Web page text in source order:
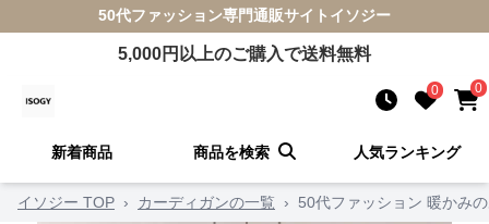
50代ファッション専門通販サイト イソジー
5,000円以上のご購入で送料無料
0 0
新着商品 商品を検索 人気ランキング
イソジー TOP › カーディガンの一覧 › 50代ファッション 暖かみ